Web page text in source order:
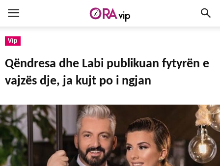
Vip
Qëndresa dhe Labi publikuan fytyrën e
vajzës dje, ja kujt po i ngjan